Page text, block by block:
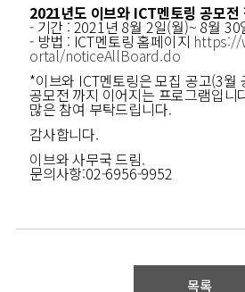
2021년도 이브와 ICT멘토링 공모전
- 기간 : 2021년 8월 2일(월)~ 8월 30
- 방법 : ICT멘토링 홈페이지 https://
ortal/noticeAllBoard.do
*이브와 ICT멘토링은 모집 공고(3월
공모전 까지 이어지는 프로그램입니
많은 참여 부탁드립니다.
감사합니다.
이브와 사무국 드림.
문의사항:02-6956-9952
목록